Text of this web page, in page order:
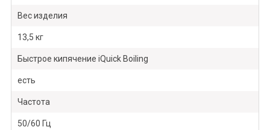
Вес изделия
13,5 кг
Быстрое кипячение iQuick Boiling
есть
Частота
50/60 Гц